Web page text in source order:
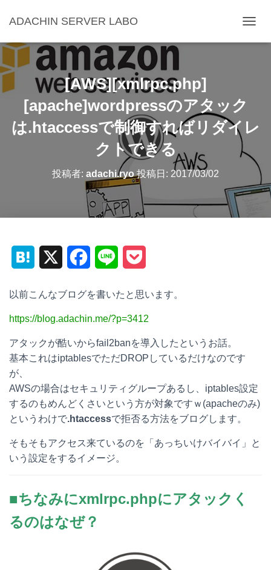
ADACHIN SERVER LABO
ビ
り
え
[AWS][xmlrpc.php]
[apache]wordpressのアタック
は.htaccessで制御すればリダイレ
クトできる
投稿者: adachi.ryo投稿日: 2017/03/02
n
c
b
o
k
e
以前こんなブログを書いたと思います。
https://blog.adachin.me/?p=3412
アタックが酷いからfail2banを導入したというお話。
基本これはiptablesでただDROPしているだけなのです
が、
AWSの場合はセキュリティグループあるし、iptables設定
するのもめんどくさいという方が対象ですｗ(apacheのみ)
というわけで.htaccessで拒否る方法をブログします。
そもそもアクセス来ているのを「あっちいけバイバイ」と
いう設定をするイメージ。
■ちなみにxmlrpc.phpにアタックく
るのはなぜ？